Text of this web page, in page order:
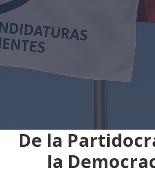
De la
la